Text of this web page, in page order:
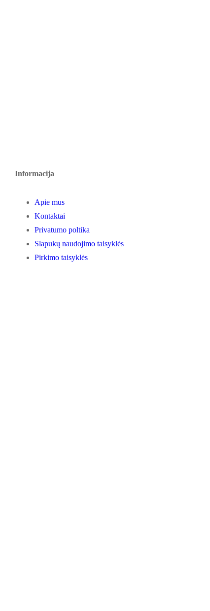
Informacija
Apie mus
Kontaktai
Privatumo poltika
Slapukų naudojimo taisyklės
Pirkimo taisyklės